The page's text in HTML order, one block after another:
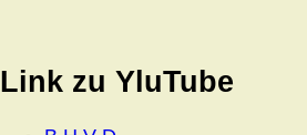
Link zu YluTube